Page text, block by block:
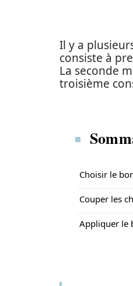
Il y a
consiste à
La seconde
troisième
Choisir le
Couper les
Appliquer le